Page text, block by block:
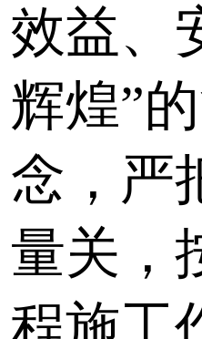
效益、
辉煌”
念，严
量关，
程施工